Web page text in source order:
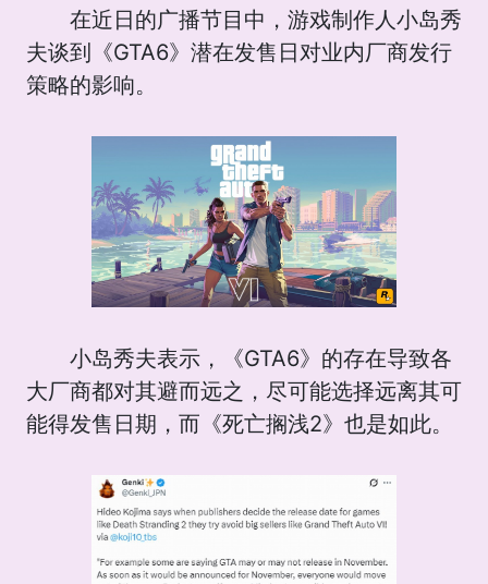
在近日的广播节目中，游戏制作人小岛秀
夫谈到《GTA6》潜在发售日对业内厂商发行
策略的影响。
小岛秀夫表示，《GTA6》的存在导致各
大厂商都对其避而远之，尽可能选择远离其可
能得发售日期，而《死亡搁浅2》也是如此。